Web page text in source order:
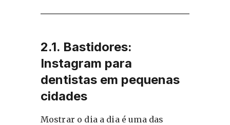
2.1. Bastidores:
Instagram para
dentistas em pequenas
cidades
Mostrar o dia a dia é uma das